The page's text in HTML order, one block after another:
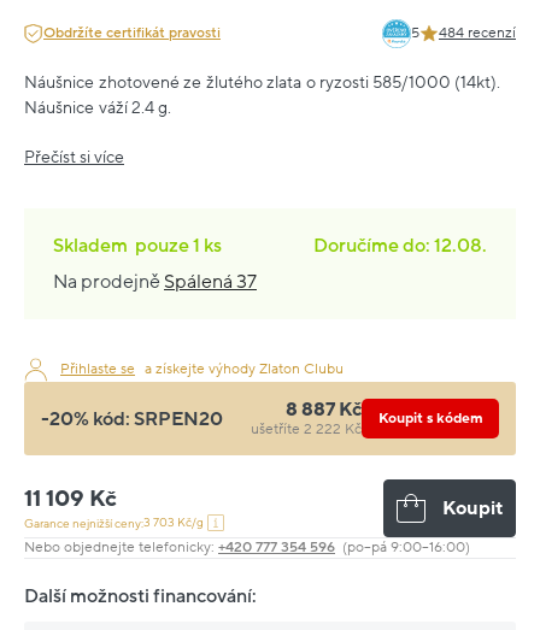
Obdržíte certifikát pravosti 5 484 recenzí
Náušnice zhotovené ze žlutého zlata o ryzosti 585/1000 (14kt).
Náušnice váží 2.4 g.
Přečíst si více
Skladem pouze1 ks
Doručíme do: 12.08.
Na prodejně Spálená 37
Přihlaste se a získejte výhody Zlaton Clubu
-20% kód: SRPEN20 8 887 Kč
ušetříte 2 222 Kč
Koupit s kódem
11 109 Kč
Garance nejnižší ceny:3 703 Kč/g
Koupit
Nebo objednejte telefonicky: +420 777 354 596 (po–pá 9:00–16:00)
Další možnosti financování: